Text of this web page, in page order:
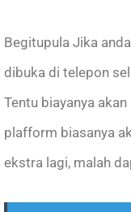
Begitupula Jika
dibuka di telepon
Tentu biayanya
plafform biasanya
ekstra lagi, malah